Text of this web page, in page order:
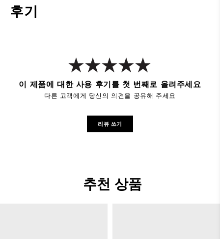
후기
이 제품에 대한 사용 후기를 첫 번째로 올려주세요
다른 고객에게 당신의 의견을 공유해 주세요
리뷰 쓰기
추천 상품